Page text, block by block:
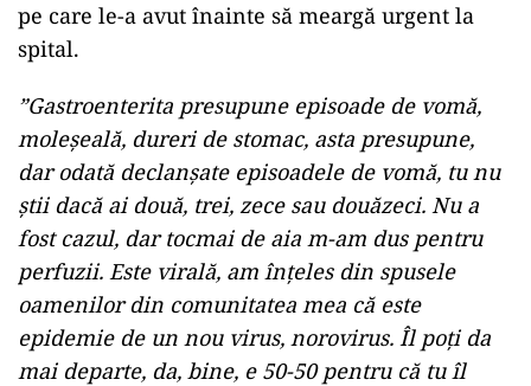
pe care le-a avut înainte să meargă urgent la
spital.
”Gastroenterita presupune episoade de vomă,
moleșeală, dureri de stomac, asta presupune,
dar odată declanșate episoadele de vomă, tu nu
știi dacă ai două, trei, zece sau douăzeci. Nu a
fost cazul, dar tocmai de aia m-am dus pentru
perfuzii. Este virală, am înțeles din spusele
oamenilor din comunitatea mea că este
epidemie de un nou virus, norovirus. Îl poți da
mai departe, da, bine, e 50-50 pentru că tu îl